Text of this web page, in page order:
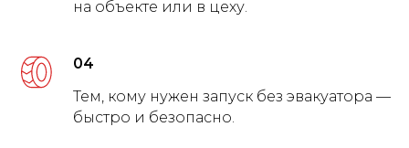
на объекте или в цеху.
04
Тем, кому нужен запуск без эвакуатора —
быстро и безопасно.